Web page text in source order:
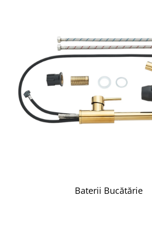
Baterii Bucătărie